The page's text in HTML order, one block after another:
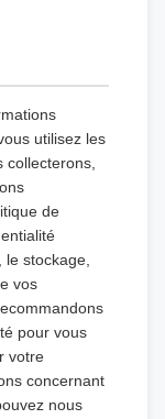
utilisez les
de
stockage,
vos
pour vous
votre
concernant
nous